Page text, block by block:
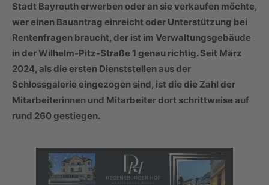
Stadt Bayreuth erwerben oder an sie verkaufen möchte,
wer einen Bauantrag einreicht oder Unterstützung bei
Rentenfragen braucht, der ist im Verwaltungsgebäude
in der Wilhelm-Pitz-Straße 1 genau richtig. Seit März
2024, als die ersten Dienststellen aus der
Schlossgalerie eingezogen sind, ist die die Zahl der
Mitarbeiterinnen und Mitarbeiter dort schrittweise auf
rund 260 gestiegen.